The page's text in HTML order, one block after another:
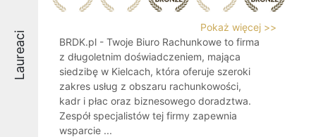
Laureaci
Pokaż więcej >>
BRDK.pl - Twoje Biuro Rachunkowe to firma
z długoletnim doświadczeniem, mająca
siedzibę w Kielcach, która oferuje szeroki
zakres usług z obszaru rachunkowości,
kadr i płac oraz biznesowego doradztwa.
Zespół specjalistów tej firmy zapewnia
wsparcie ...